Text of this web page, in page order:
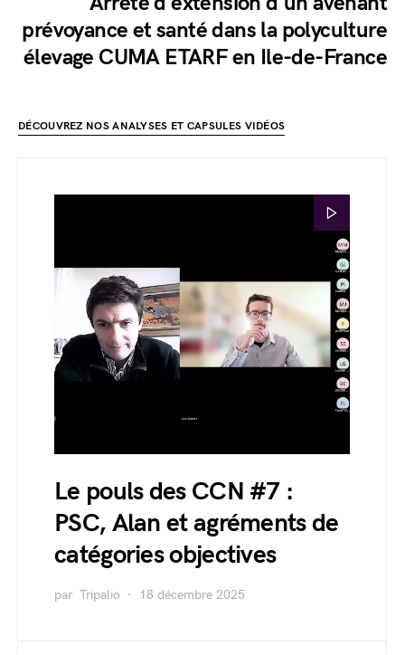
prévoyance et santé dans la polyculture
élevage CUMA ETARF en Ile-de-France
DÉCOUVREZ NOS ANALYSES ET CAPSULES VIDÉOS
Le pouls des CCN #7 :
PSC, Alan et agréments de
catégories objectives
par Tripalio 18 décembre 2025